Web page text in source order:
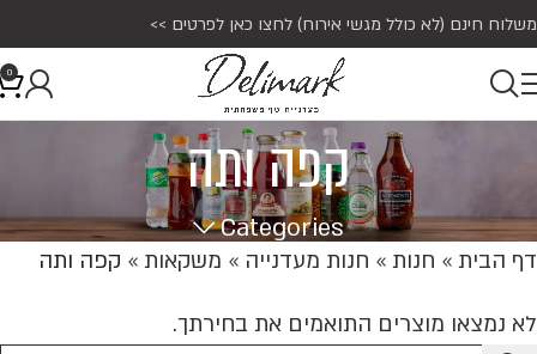
משלוח חינם (לא כולל מגשי אירוח) לחצו כאן לפרטים >>
0
קפה ותה
Categories
דף הבית » חנות » חנות מעדנייה » משקאות » קפה ותה
לא נמצאו מוצרים התואמים את בחירתך.